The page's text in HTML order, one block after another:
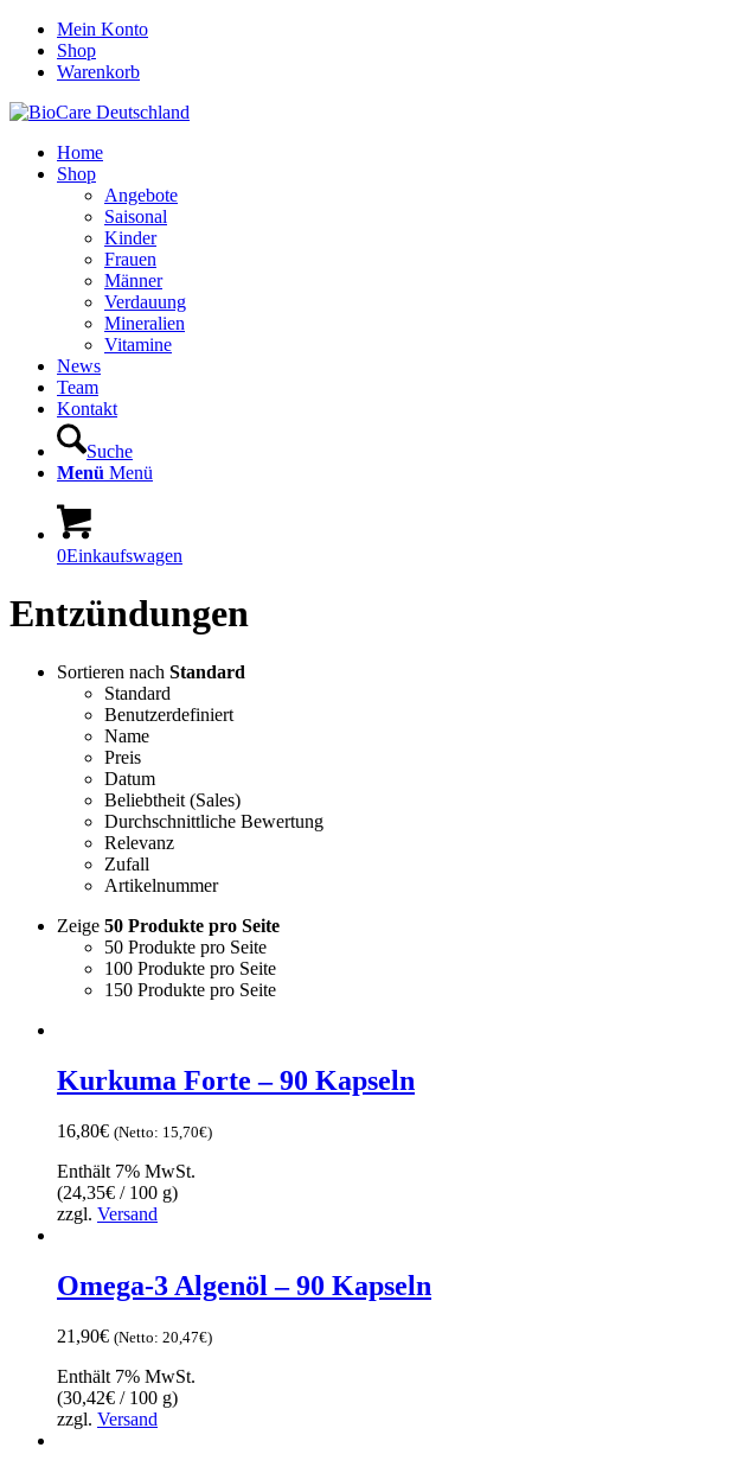
Mein Konto
Shop
Warenkorb
Home
Shop
Angebote
Saisonal
Kinder
Frauen
Männer
Verdauung
Mineralien
Vitamine
News
Team
Kontakt
Suche
Menü Menü
0Einkaufswagen
Entzündungen
Sortieren nach Standard
Standard
Benutzerdefiniert
Name
Preis
Datum
Beliebtheit (Sales)
Durchschnittliche Bewertung
Relevanz
Zufall
Artikelnummer
Zeige 50 Produkte pro Seite
50 Produkte pro Seite
100 Produkte pro Seite
150 Produkte pro Seite
Kurkuma Forte – 90 Kapseln
16,80€ (Netto: 15,70€)
Enthält 7% MwSt.
(24,35€ / 100 g)
zzgl. Versand
Omega-3 Algenöl – 90 Kapseln
21,90€ (Netto: 20,47€)
Enthält 7% MwSt.
(30,42€ / 100 g)
zzgl. Versand